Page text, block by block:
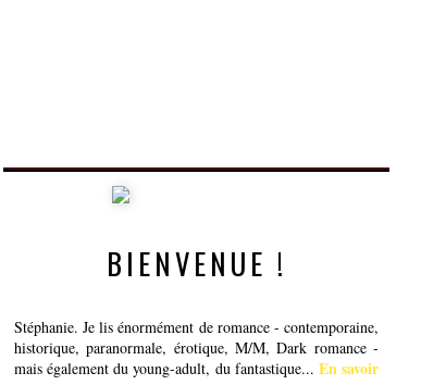
BIENVENUE !
Stéphanie. Je lis énormément de romance - contemporaine,
historique, paranormale, érotique, M/M, Dark romance -
mais également du young-adult, du fantastique... En savoir